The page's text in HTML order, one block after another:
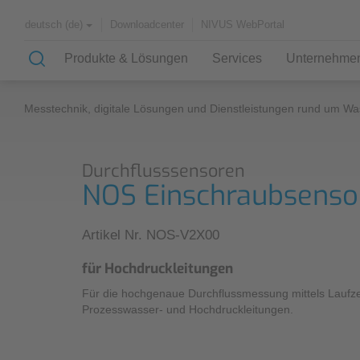
deutsch (de) Downloadcenter NIVUS WebPortal
Produkte & Lösungen
Lösungen & Anwendungen
Case Studies
Kanalnetz
Kläranlagen
Wasserversorgung
Services
Wissen
Know-How
Über uns
Partner und Verbände
Geschichte
Messtechnik, digitale Lösungen und Dienstleistungen rund um
Durchflusssensoren
NOS
Artikel Nr. NOS-V2X00
für Hochdruckleitungen
Für die hochgenaue Durchflussmessung mittels
Prozesswasser- und Hochdruckleitungen.